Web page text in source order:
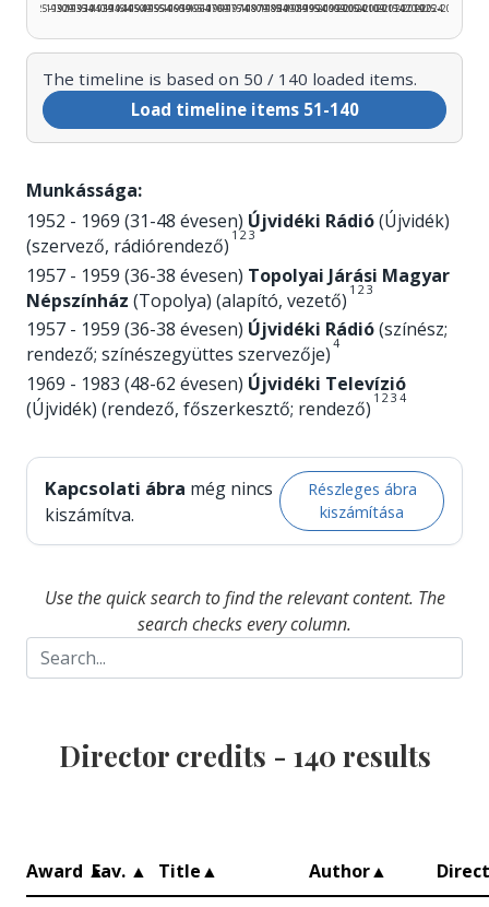
1925–1929
1930–1934
1935–1939
1940–1944
1945–1949
1950–1954
1955–1959
1960–1964
1965–1969
1970–1974
1975–1979
1980–1984
1985–1989
1990–1994
1995–1999
2000–2004
2005–2009
2010–2014
2015–2019
2020–2024
2025–2026
The timeline is based on 50 / 140 loaded items.
Load timeline items 51-140
Munkássága:
1952 - 1969 (31-48 évesen) Újvidéki Rádió(Újvidék)
(szervező, rádiórendező) 1 23
1957 - 1959 (36-38 évesen) Topolyai Járási Magyar
Népszínház (Topolya) (alapító, vezető) 1 2 3
1957 - 1959 (36-38 évesen) Újvidéki Rádió(színész;
rendező; színészegyüttes szervezője) 4
1969 - 1983 (48-62 évesen) Újvidéki Televízió
(Újvidék) (rendező, főszerkesztő; rendező) 1 2 3 4
Kapcsolati ábra még nincs
kiszámítva.
Részleges ábra
kiszámítása
Use the quick search to find the relevant content. The
search checks every column.
Director credits - 140 results
Award ▲
Fav. ▲ Title▲ Author▲